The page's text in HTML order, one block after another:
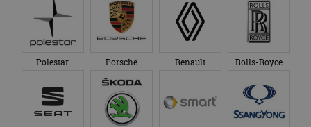
Polestar Porsche Renault Rolls-Royce